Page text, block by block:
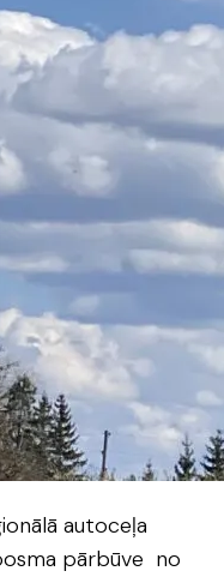
autoceļa
pārbūve no